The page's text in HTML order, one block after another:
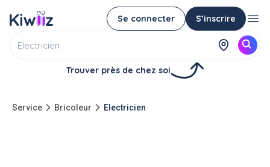
Se connecter S’inscrire
Trouver près de chez soi
Service Bricoleur Electricien